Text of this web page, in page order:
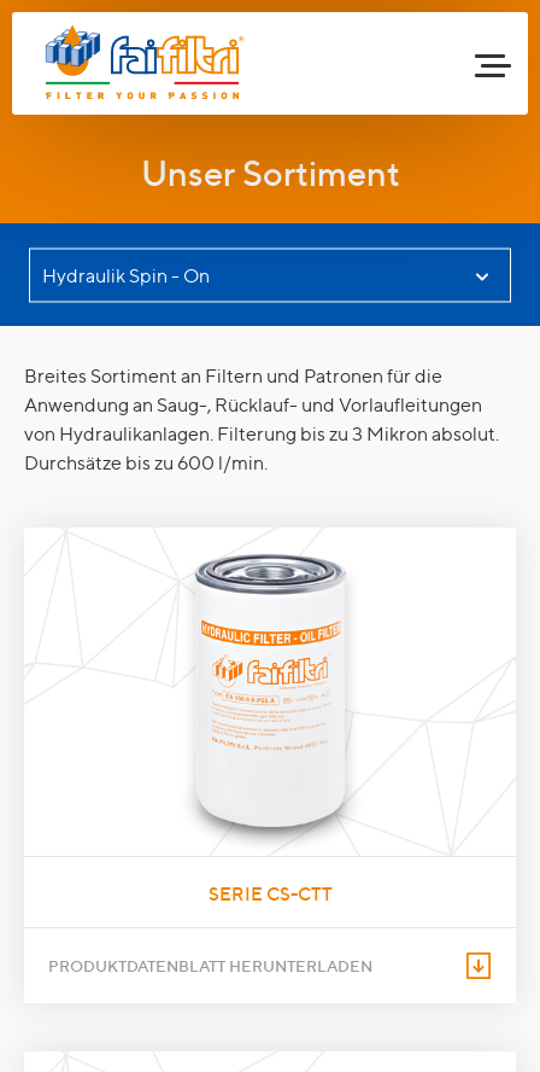
Unser Sortiment
Breites Sortiment an Filtern und Patronen für die
Anwendung an Saug-, Rücklauf- und Vorlaufleitungen
von Hydraulikanlagen. Filterung bis zu 3 Mikron absolut.
Durchsätze bis zu 600 l/min.
SERIE CS-CTT
PRODUKTDATENBLATT HERUNTERLADEN